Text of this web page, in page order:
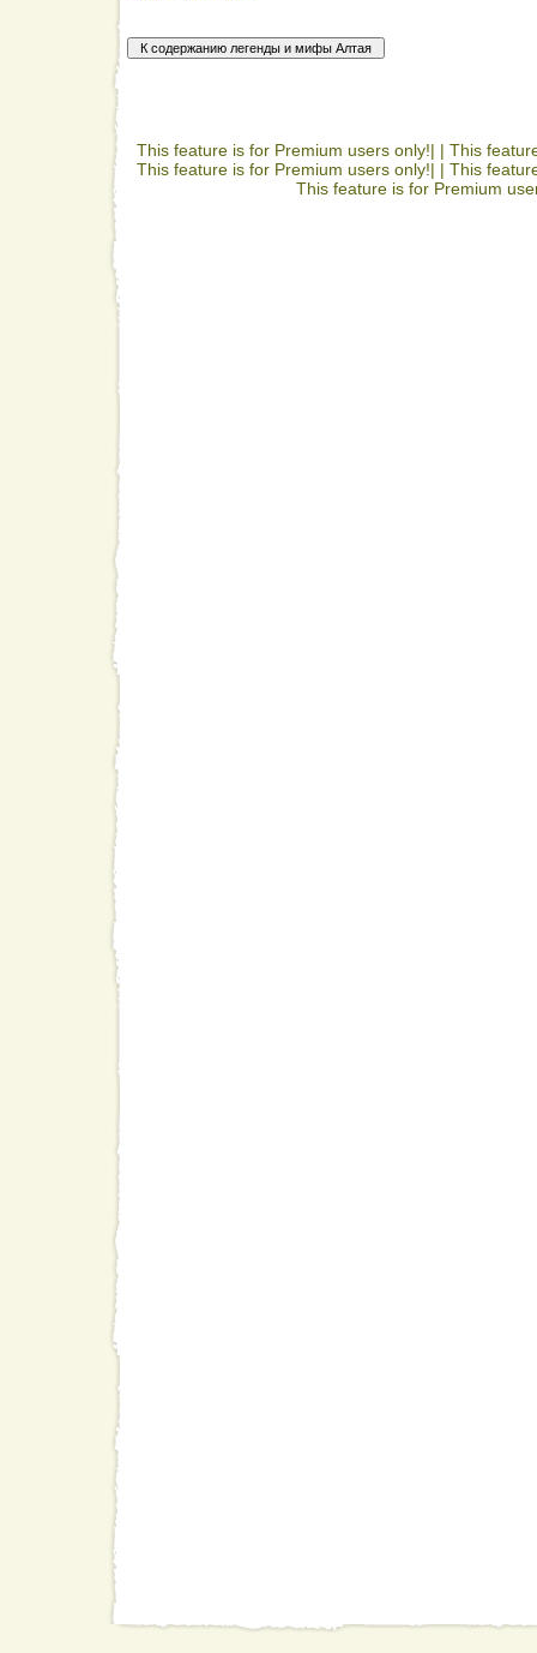
This feature is for Premium users only!| | This
This feature is for Premium users only!| | This
This feature is for Premium